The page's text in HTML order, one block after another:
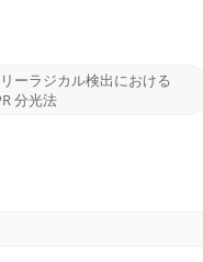
物質を含むサンプルが
種を研究するために使...
ーラジカル検出における
分光法